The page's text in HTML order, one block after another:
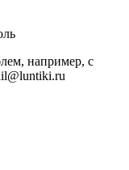
например, с